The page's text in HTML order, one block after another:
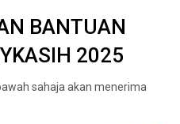
BANTUAN
2025
sahaja akan menerima